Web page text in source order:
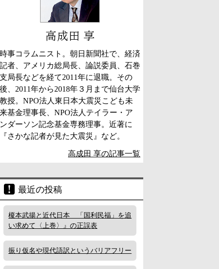
高成田 享
時事コラムニスト。朝日新聞社で、経済
記者、アメリカ総局長、論説委員、石巻
支局長などを経て2011年に退職。その
後、2011年から2018年３月まで仙台大学
教授。NPO法人東日本大震災こども未
来基金理事長、NPO法人テイラー・ア
ンダーソン記念基金専務理事。近著に
『さかな記者が見た大震災』など。
高成田 享の記事一覧
最近の投稿
榎本武揚と近代日本 「国利民福」を追
い求めて〈上巻〉』の正誤表
振り仮名や現代語訳というバリアフリー